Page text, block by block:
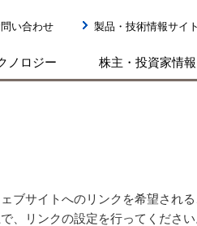
い合わせ 製品・技術情報サイト
ノロジー 株主・投資家情報
サイトへのリンクを希望される
、リンクの設定を行ってください